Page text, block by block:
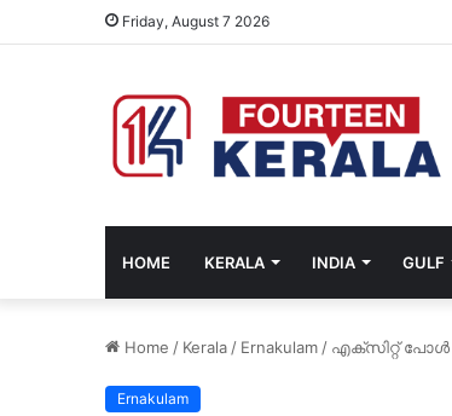
Friday, August 7 2026
HOME KERALA INDIA GULF
Home / Kerala / Ernakulam / എക്‌സിറ്റ്
Ernakulam